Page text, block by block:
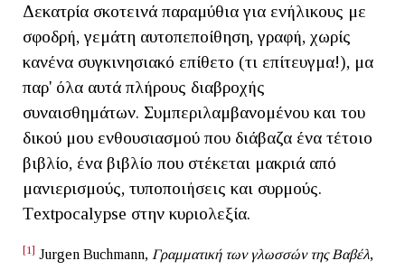
Δεκατρία σκοτεινά παραμύθια για ενήλικους με
σφοδρή, γεμάτη αυτοπεποίθηση, γραφή, χωρίς
κανένα συγκινησιακό επίθετο (τι επίτευγμα!), μα
παρ' όλα αυτά πλήρους διαβροχής
συναισθημάτων. Συμπεριλαμβανομένου και του
δικού μου ενθουσιασμού που διάβαζα ένα τέτοιο
βιβλίο, ένα βιβλίο που στέκεται μακριά από
μανιερισμούς, τυποποιήσεις και συρμούς.
Τextpocalypse στην κυριολεξία.
[1] Jurgen Buchmann, Γραμματική των γλωσσών της Βαβέλ,